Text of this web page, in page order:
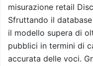
misurazione retail
Sfruttando il
il modello supera di
pubblici in termini di
accurata delle voci.